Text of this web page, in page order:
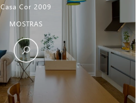
Casa Cor 2009
MOSTRAS